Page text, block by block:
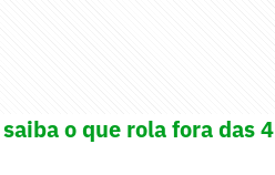
o que rola fora das 4